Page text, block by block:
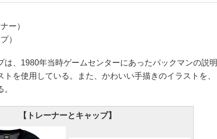
ー）
）
、1980年当時ゲームセンターにあったパックマンの説明
を使用している。また、かわいい手描きのイラストを、
【トレーナーとキャップ】